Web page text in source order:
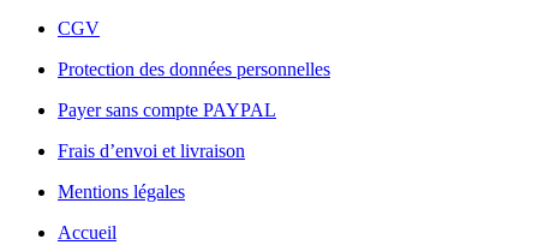
CGV
Protection des données personnelles
Payer sans compte PAYPAL
Frais d’envoi et livraison
Mentions légales
Accueil